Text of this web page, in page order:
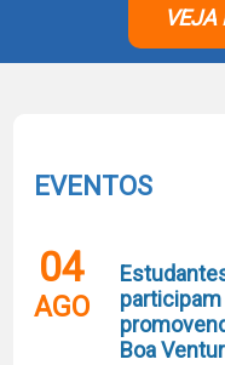
VEJA
EVENTOS
04
AGO
Boa